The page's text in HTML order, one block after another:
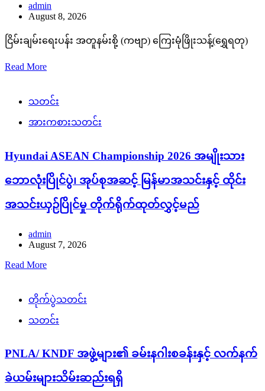
admin
August 8, 2026
ငြိမ်းချမ်းရေးပန်း အတူနမ်းစို့ (ကဗျာ) ကြေးမုံဖြိုးသန့်(ရွှေရတု)
Read More
သတင်း
အားကစားသတင်း
Hyundai ASEAN Championship 2026 အမျိုးသား
ဘောလုံးပြိုင်ပွဲ၊ အုပ်စုအဆင့် မြန်မာအသင်းနှင့် ထိုင်း
အသင်းယှဉ်ပြိုင်မှု တိုက်ရိုက်ထုတ်လွှင့်မည်
admin
August 7, 2026
Read More
တိုက်ပွဲသတင်း
သတင်း
PNLA/ KNDF အဖွဲ့များ၏ ခမ်းနဂါးစခန်းနှင့် လက်နက်
ခဲယမ်းများသိမ်းဆည်းရရှိ